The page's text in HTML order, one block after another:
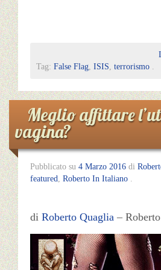
Tag: False Flag ISIS terrorismo
Meglio affittare
vagina?
Pubblicato su 4 Marzo 2016 di
featured
Roberto In Italiano
di Roberto Quaglia –